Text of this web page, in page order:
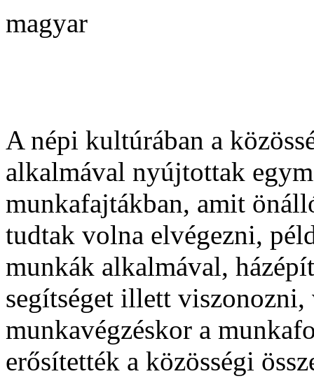
magyar
A népi kultúrában a
alkalmával nyújtottak
munkafajtákban, amit
tudtak volna elvégezni,
munkák alkalmával,
segítséget illett viszonozni,
munkavégzéskor a
erősítették a közösségi